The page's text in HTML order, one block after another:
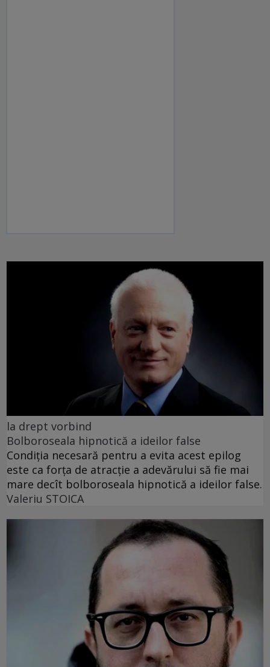
la drept vorbind
Bolboroseala hipnotică a ideilor false
Condiția necesară pentru a evita acest epilog
este ca forța de atracție a adevărului să fie mai
mare decît bolboroseala hipnotică a ideilor false.
Valeriu STOICA